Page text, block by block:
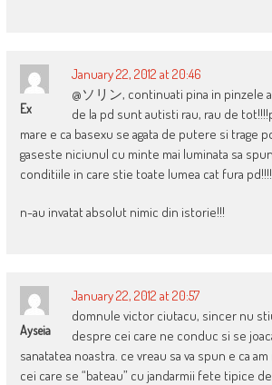
Ex
January 22, 2012 at 20:46
@ソリン, continuati pina in pinzele
de la pd sunt autisti rau, rau de
mare e ca basexu se agata de putere si trage
gaseste niciunul cu minte mai luminata sa
conditiile in care stie toate lumea cat fura pd!!!!
n-au invatat absolut nimic din istorie!!!
Ayseia
January 22, 2012 at 20:57
domnule victor ciutacu, sincer nu
despre cei care ne conduc si se
sanatatea noastra. ce vreau sa va spun e ca
cei care se “bateau” cu jandarmii fete tipice